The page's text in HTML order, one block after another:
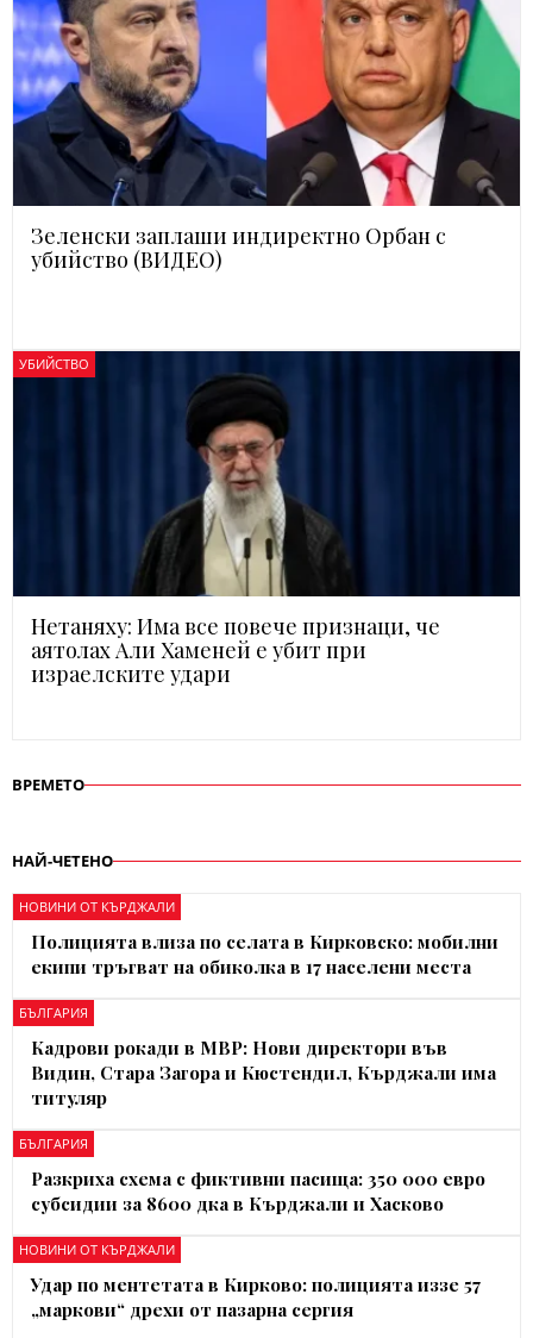
Зеленски заплаши индиректно Орбан с
убийство (ВИДЕО)
УБИЙСТВО
Нетаняху: Има все повече признаци, че
аятолах Али Хаменей е убит при
израелските удари
ВРЕМЕТО
НАЙ-ЧЕТЕНО
НОВИНИ ОТ КЪРДЖАЛИ
Полицията влиза по селата в Кирковско: мобилни
екипи тръгват на обиколка в 17 населени места
БЪЛГАРИЯ
Кадрови рокади в МВР: Нови директори във
Видин, Стара Загора и Кюстендил, Кърджали има
титуляр
БЪЛГАРИЯ
Разкриха схема с фиктивни пасища: 350 000 евро
субсидии за 8600 дка в Кърджали и Хасково
НОВИНИ ОТ КЪРДЖАЛИ
Удар по ментетата в Кирково: полицията иззе 57
„маркови“ дрехи от пазарна сергия